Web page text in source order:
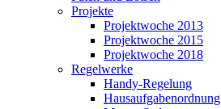
Projekte
Projektwoche 2013
Projektwoche 2015
Projektwoche 2018
Regelwerke
Handy-Regelung
Hausaufgabenordnung